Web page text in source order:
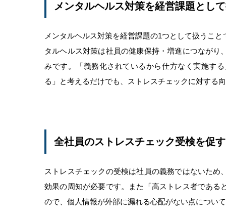
メンタルヘルス対策を経営課題とし
メンタルヘルス対策を経営課題の1つとして扱うこ
タルヘルス対策は社員の健康保持・増進につなが
みです。「義務化されているから仕方なく実施す
る」と考えるだけでも、ストレスチェックに対する
全社員のストレスチェック受検を促す
ストレスチェックの受検は社員の義務ではないた
効果の周知が必要です。また「高ストレス者であ
ので、個人情報が外部に漏れる心配がない点につい